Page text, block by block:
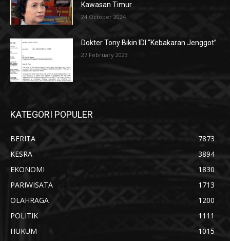
Kawasan Timur
24 October 2024
Dokter Tony Bikin IDI “Kebakaran Jenggot”
27 February 2023
KATEGORI POPULER
BERITA
7873
KESRA
3894
EKONOMI
1830
PARIWISATA
1713
OLAHRAGA
1200
POLITIK
1111
HUKUM
1015